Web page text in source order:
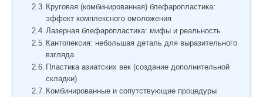
Круговая (комбинированная) блефаропластика:
эффект комплексного омоложения
Лазерная блефаропластика: мифы и реальность
Кантопексия: небольшая деталь для выразительного
взгляда
Пластика азиатских век (создание дополнительной
складки)
Комбинированные и сопутствующие процедуры